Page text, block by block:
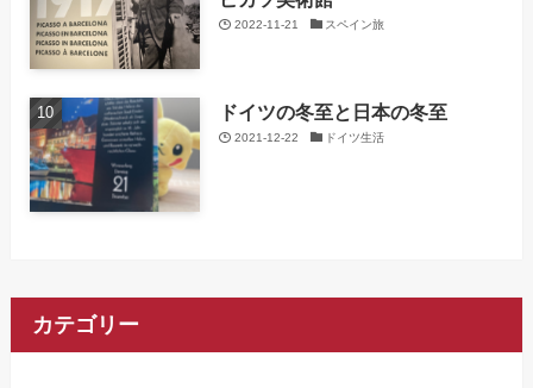
2022-11-21 スペイン旅
ドイツの冬至と日本の冬至
2021-12-22 ドイツ生活
カテゴリー